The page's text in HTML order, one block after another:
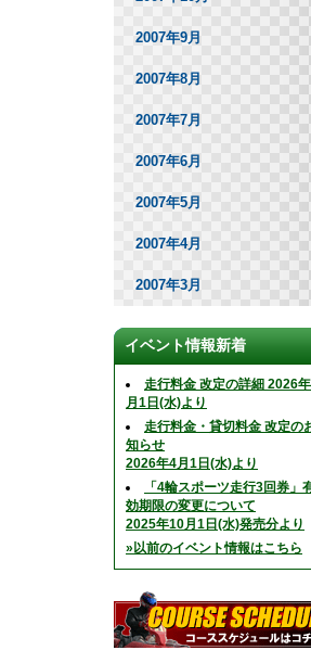
2007年9月
2007年8月
2007年7月
2007年6月
2007年5月
2007年4月
2007年3月
イベント情報新着
走行料金 改定の詳細 2026
月1日(水)より
走行料金・貸切料金 改定の
知らせ
2026年4月1日(水)より
「4輪スポーツ走行3回券」
効期限の変更について
2025年10月1日(水)発売分より
»以前のイベント情報はこちら